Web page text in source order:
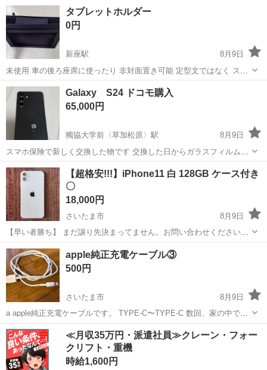
タブレットホルダー
0円
新座駅
8月9日
未使用 車の後ろ座席に使ったり 非対面置き可能 定型文ではなく スト
レートなご希望日時コメント下さい
埼玉 新座市 携帯アクセサリー
Galaxy S24 ドコモ購入
65,000円
獨協大学前〈草加松原〉駅
8月9日
スマホ保険で新しく交換した物です 交換した日からガラスフィルムと
ケースを付けて2ヶ月ほど仕様しましたが、他の機種に変更したので出
品します。 液晶や本体に傷はありません。 不正防止の為、返品は受け
付けてませんので、ご理解くだ...
埼玉 草加市 獨協大学前〈草加松原〉駅
【超格安!!!】iPhone11 白 128GB ケース付き
〇
18,000円
さいたま市
8月9日
【早い者勝ち】 まだ譲り先決まってません。お問い合わせください。
128GBはメルカリで2.5～3万円ほどの取引です。 ケース2つ無料でお
付けします。 充電器は希望あればご相談ください。 IMEI:
356564109...
埼玉 さいたま市 ドコモ
apple純正充電ケーブル③
500円
さいたま市
8月9日
a apple純正充電ケーブルです。 TYPE-C〜TYPE-C 数回、家の中で使
っており新品では無いですが、正常に使えます。
埼玉 さいたま市 携帯アクセサリー ケーブル
≪月収35万円・派遣社員≫クレーン・フォー
クリフト・重機
時給1,600円